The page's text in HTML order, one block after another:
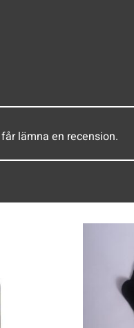
lämna en recension.